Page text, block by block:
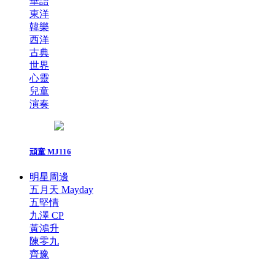
東洋
韓樂
西洋
古典
世界
心靈
兒童
演奏
頑童 MJ116
明星周邊
五月天 Mayday
五堅情
九澤 CP
黃鴻升
陳零九
齊豫